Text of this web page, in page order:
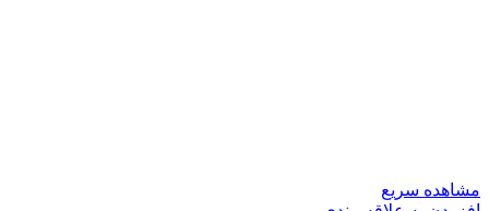
مشاهده سریع